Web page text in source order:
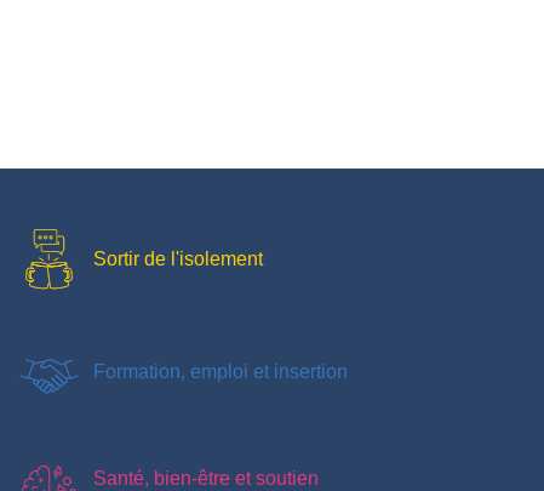
Sortir de l'isolement
Formation, emploi et insertion
Santé, bien-être et soutien